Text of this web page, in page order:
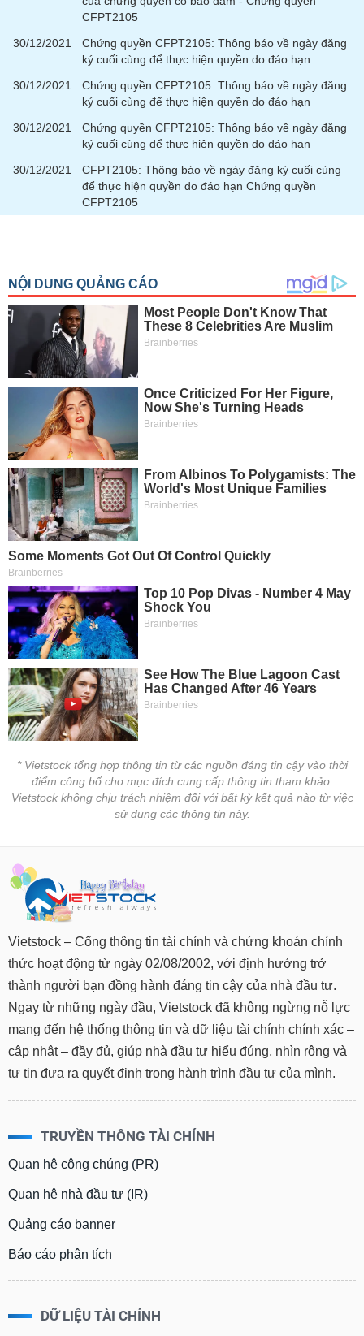
CFPT2105
30/12/2021
Chứng quyền CFPT2105: Thông báo về ngày đăng
ký cuối cùng để thực hiện quyền do đáo hạn
30/12/2021
Chứng quyền CFPT2105: Thông báo về ngày đăng
ký cuối cùng để thực hiện quyền do đáo hạn
30/12/2021
Chứng quyền CFPT2105: Thông báo về ngày đăng
ký cuối cùng để thực hiện quyền do đáo hạn
30/12/2021
CFPT2105: Thông báo về ngày đăng ký cuối cùng
để thực hiện quyền do đáo hạn Chứng quyền
CFPT2105
* Vietstock tổng hợp thông tin từ các nguồn đáng tin cậy vào thời
điểm công bố cho mục đích cung cấp thông tin tham khảo.
Vietstock không chịu trách nhiệm đối với bất kỳ kết quả nào từ việc
sử dụng các thông tin này.
Vietstock – Cổng thông tin tài chính và chứng khoán chính
thức hoạt động từ ngày 02/08/2002, với định hướng trở
thành người bạn đồng hành đáng tin cậy của nhà đầu tư.
Ngay từ những ngày đầu, Vietstock đã không ngừng nỗ lực
mang đến hệ thống thông tin và dữ liệu tài chính chính xác –
cập nhật – đầy đủ, giúp nhà đầu tư hiểu đúng, nhìn rộng và
tự tin đưa ra quyết định trong hành trình đầu tư của mình.
TRUYỀN THÔNG TÀI CHÍNH
Quan hệ công chúng (PR)
Quan hệ nhà đầu tư (IR)
Quảng cáo banner
Báo cáo phân tích
DỮ LIỆU TÀI CHÍNH